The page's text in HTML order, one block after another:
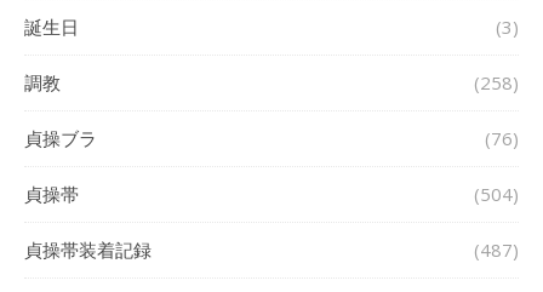
誕生日 (3)
調教 (258)
貞操ブラ (76)
貞操帯 (504)
貞操帯装着記録 (487)